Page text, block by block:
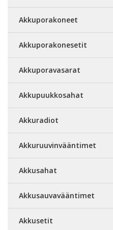
Akkuporakoneet
Akkuporakonesetit
Akkuporavasarat
Akkupuukkosahat
Akkuradiot
Akkuruuvinvääntimet
Akkusahat
Akkusauvavääntimet
Akkusetit